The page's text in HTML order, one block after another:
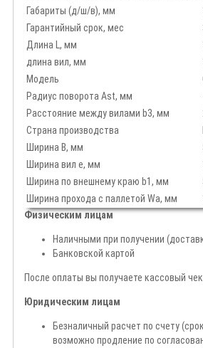
Габариты (д/ш/в), мм
Гарантийный срок, мес
Длина L, мм
длина вил, мм
Модель
Радиус поворота Ast, мм
Расстояние между вилами b3, мм
Страна производства
Ширина B, мм
Ширина вил е, мм
Ширина по внешнему краю b1, мм
Ширина прохода с паллетой Wa, мм
Физическим лицам
Наличными при получении
Банковской картой
После оплаты вы получаете кассовый
Юридическим лицам
Безналичный расчет по счету
возможно продление по